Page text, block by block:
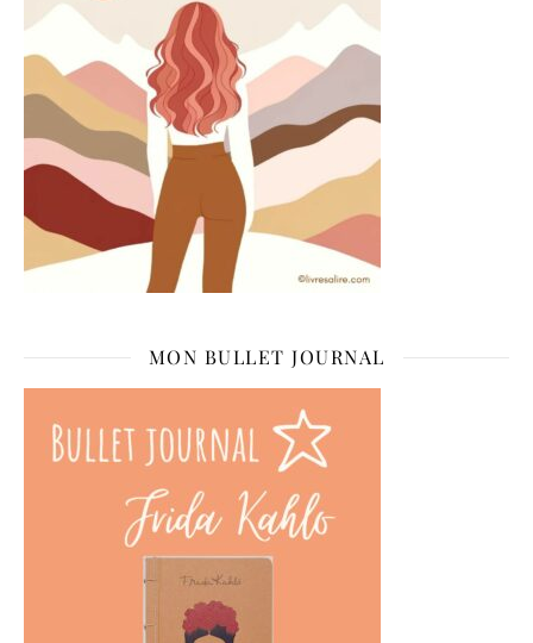
MON BULLET JOURNAL